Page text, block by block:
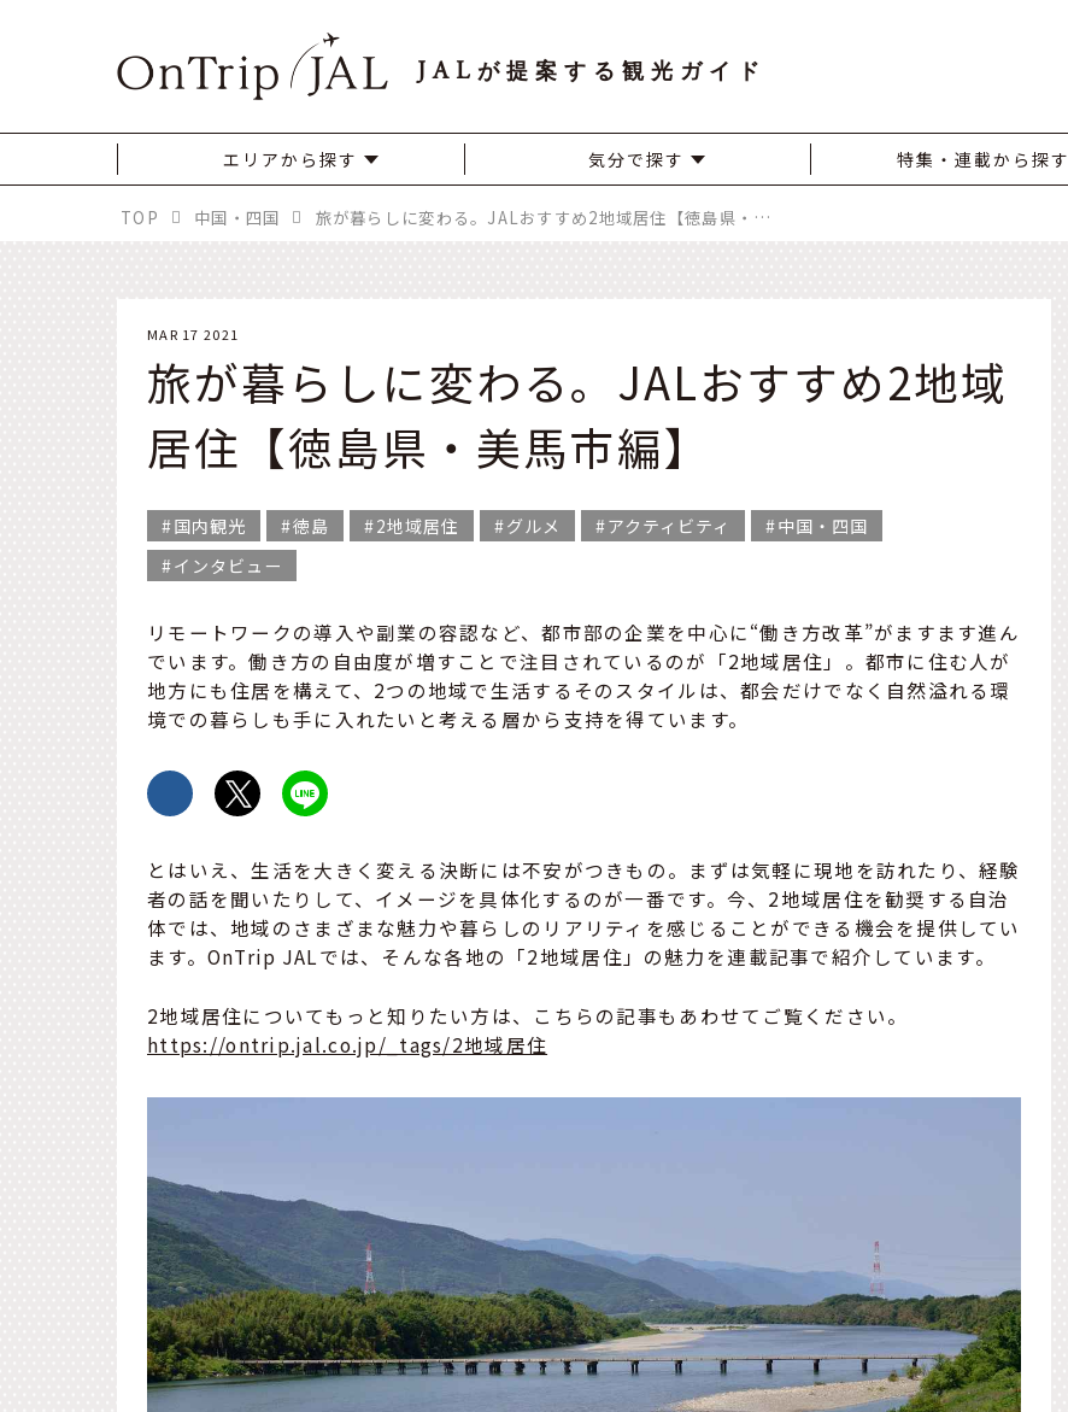
JAL が提案する観光ガイド
エリアから探す 気分で探す 特集・連載から探す
TOP 中国・四国 旅が暮らしに変わる。JALおすすめ2地域居住【徳島県・美馬市編】
MAR 17 2021
旅が暮らしに変わる。JALおすすめ2地域
居住【徳島県・美馬市編】
国内観光 徳島 2地域居住 グルメ アクティビティ
中国・四国
インタビュー
リモートワークの導入や副業の容認など、都市部の企業を中心に“働き方改革”がますます進ん
でいます。働き方の自由度が増すことで注目されているのが「2地域居住」。都市に住む人が
地方にも住居を構えて、2つの地域で生活するそのスタイルは、都会だけでなく自然溢れる環
境での暮らしも手に入れたいと考える層から支持を得ています。
とはいえ、生活を大きく変える決断には不安がつきもの。まずは気軽に現地を訪れたり、経験
者の話を聞いたりして、イメージを具体化するのが一番です。今、2地域居住を勧奨する自治
体では、地域のさまざまな魅力や暮らしのリアリティを感じることができる機会を提供してい
ます。OnTrip JALでは、そんな各地の「2地域居住」の魅力を連載記事で紹介しています。
2地域居住についてもっと知りたい方は、こちらの記事もあわせてご覧ください。
https://ontrip.jal.co.jp/_tags/2地域居住